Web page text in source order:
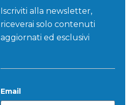
Iscriviti alla newsletter,
riceverai solo contenuti
aggiornati ed esclusivi
Email